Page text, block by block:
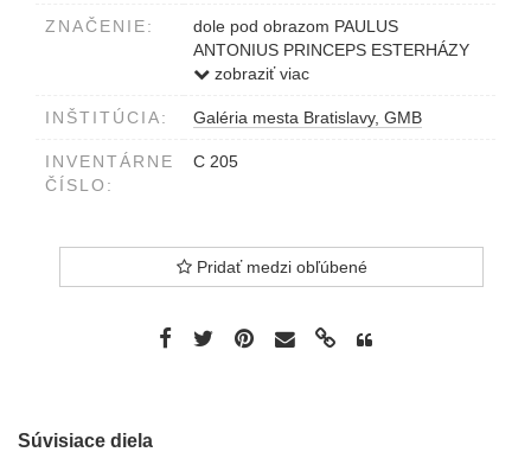
ZNAČENIE:
dole pod obrazom PAULUS
ANTONIUS PRINCEPS ESTERHÁZY
de GALANTHA
zobraziť viac
INŠTITÚCIA: Galéria mesta Bratislavy, GMB
INVENTÁRNE
ČÍSLO:
C 205
Pridať medzi obľúbené
Súvisiace diela